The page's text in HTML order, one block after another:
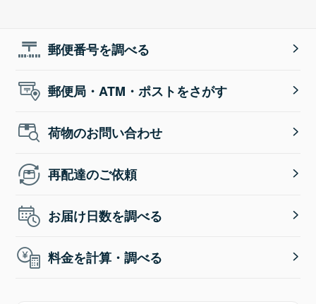
郵便番号を調べる
郵便局・ATM・ポストをさがす
荷物のお問い合わせ
再配達のご依頼
お届け日数を調べる
料金を計算・調べる